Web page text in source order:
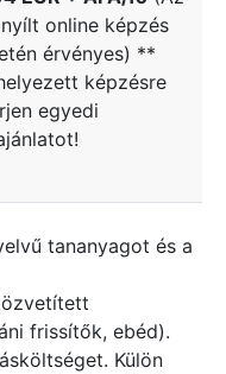
online képzés
érvényes) **
képzésre
egyedi
tananyagot és a
frissítők, ebéd).
Külön